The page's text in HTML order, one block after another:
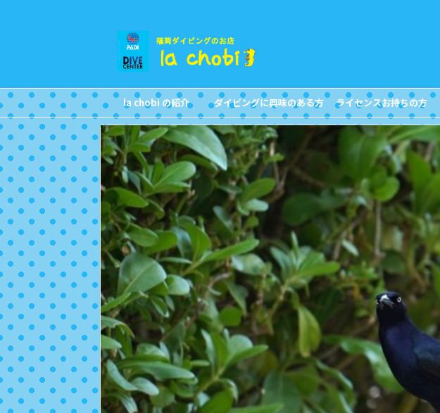
la chobi の紹介
CONCEPT
ダイビングに興味のある方
FOR NON DIVERS
ライセンスお持ちの方
FOR DIVERS